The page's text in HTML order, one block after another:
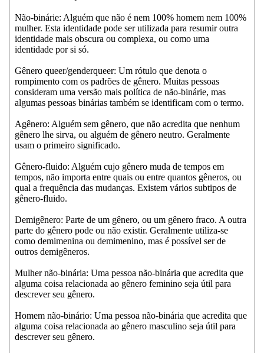
Não-binárie: Alguém que não é nem 100% homem nem 100%
mulher. Esta identidade pode ser utilizada para resumir outra
identidade mais obscura ou complexa, ou como uma
identidade por si só.
Gênero queer/genderqueer: Um rótulo que denota o
rompimento com os padrões de gênero. Muitas pessoas
consideram uma versão mais política de não-binárie, mas
algumas pessoas binárias também se identificam com o termo.
Agênero: Alguém sem gênero, que não acredita que nenhum
gênero lhe sirva, ou alguém de gênero neutro. Geralmente
usam o primeiro significado.
Gênero-fluido: Alguém cujo gênero muda de tempos em
tempos, não importa entre quais ou entre quantos gêneros, ou
qual a frequência das mudanças. Existem vários subtipos de
gênero-fluido.
Demigênero: Parte de um gênero, ou um gênero fraco. A outra
parte do gênero pode ou não existir. Geralmente utiliza-se
como demimenina ou demimenino, mas é possível ser de
outros demigêneros.
Mulher não-binária: Uma pessoa não-binária que acredita que
alguma coisa relacionada ao gênero feminino seja útil para
descrever seu gênero.
Homem não-binário: Uma pessoa não-binária que acredita que
alguma coisa relacionada ao gênero masculino seja útil para
descrever seu gênero.